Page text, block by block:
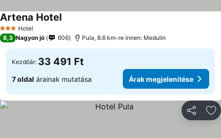
3 Kategória
Hotel
Artena Hotel
8,3 Nagyon jó 606 Pula, 8.6 km-re innen: Medulin
Kezdőár: 33 491 Ft
7 oldal árainak mutatása Árak megjelenítése